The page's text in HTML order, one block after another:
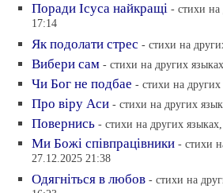
Поради Iсуса найкращi - стихи на
17:14
Як подолати стрес - стихи на
Вибери сам - стихи на других
Чи Бог не подбае - стихи на
Про вiру Аси - стихи на других
Повернись - стихи на других
Ми Божi спiвпрацiвники - стихи
27.12.2025 21:38
Одягнiться в любов - стихи на